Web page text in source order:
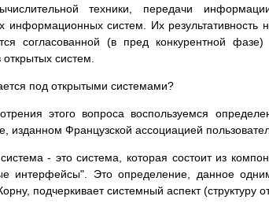
техники, передачи
информационных систем. Их
согласованной (в пред конкурентной
открытых систем.
под открытыми системами?
этого вопроса воспользуемся
изданном Французской ассоциацией
- это система, которая состоит из
интерфейсы". Это определение, данное
подчеркивает системный аспект (структуру